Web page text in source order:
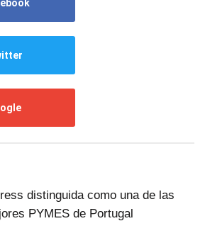
distinguida como una de las
PYMES de Portugal